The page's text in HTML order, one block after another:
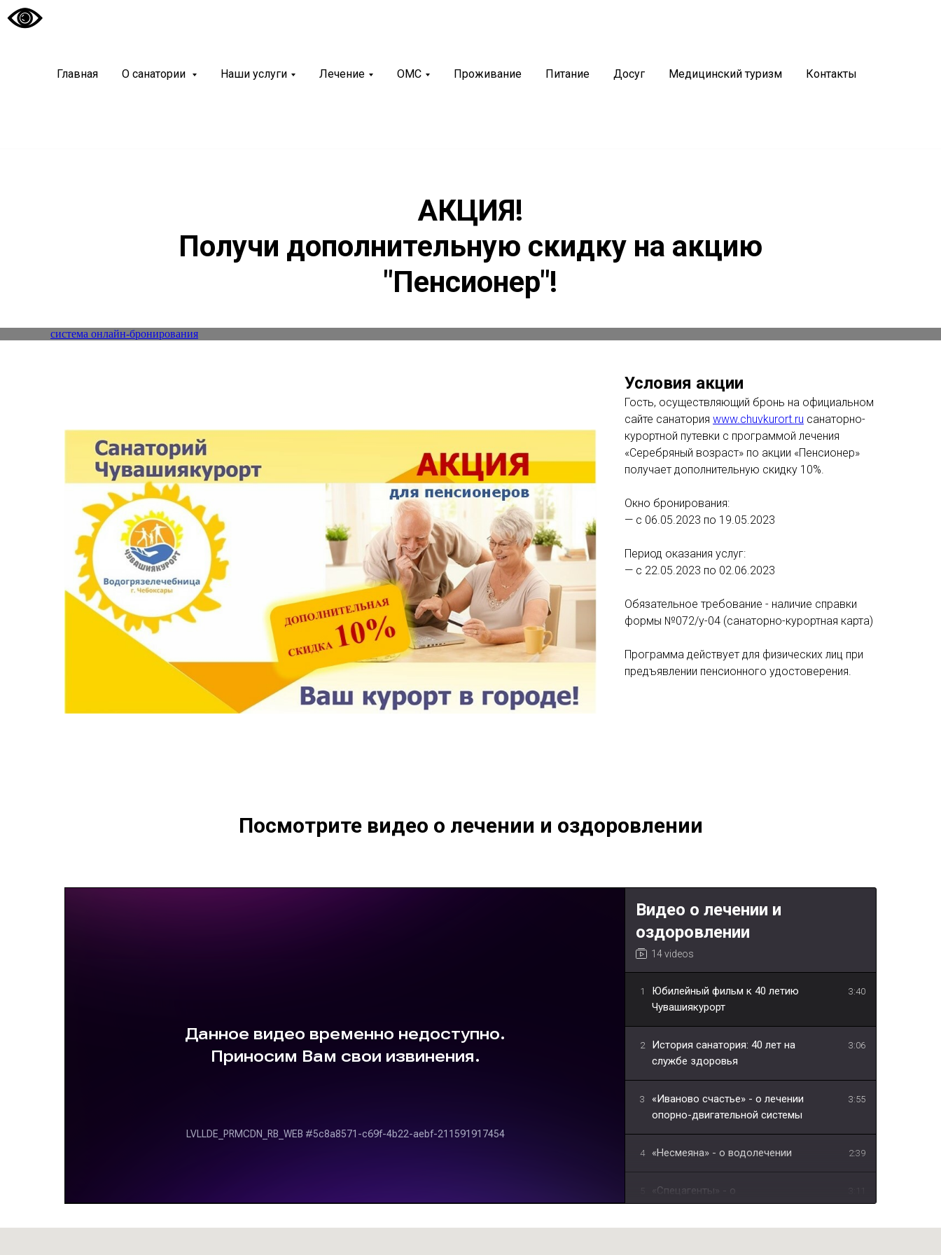
Главная О санатории Наши услуги Лечение ОМС Проживание Питание Досуг Медицинский туризм Контакты
«Чувашиякурорт»
Водогрязелечебницы:
г. Чебоксары, ул. М.Павлова, 25, 29
АКЦИЯ!
Получи дополнительную скидку на акцию
"Пенсионер"!
система онлайн-бронирования
Условия акции
Гость, осуществляющий бронь на официальном
сайте санатория www.chuvkurort.ru санаторно-
курортной путевки с программой лечения
«Серебряный возраст» по акции «Пенсионер»
получает дополнительную скидку 10%.
Окно бронирования:
— с 06.05.2023 по 19.05.2023
Период оказания услуг:
— с 22.05.2023 по 02.06.2023
Обязательное требование - наличие справки
формы №072/у-04 (cанаторно-курортная карта)
Программа действует для физических лиц при
предъявлении пенсионного удостоверения.
Посмотрите видео о лечении и оздоровлении
Видео о лечении и
оздоровлении
14 videos
1
Юбилейный фильм к 40 летию
Чувашиякурорт
3:40
2
История санатория: 40 лет на
службе здоровья
3:06
3
«Иваново счастье» - о лечении
опорно-двигательной системы
3:55
4 «Несмеяна» - о водолечении 2:39
«Спецагенты» - о
физиотерапевтическом лечении